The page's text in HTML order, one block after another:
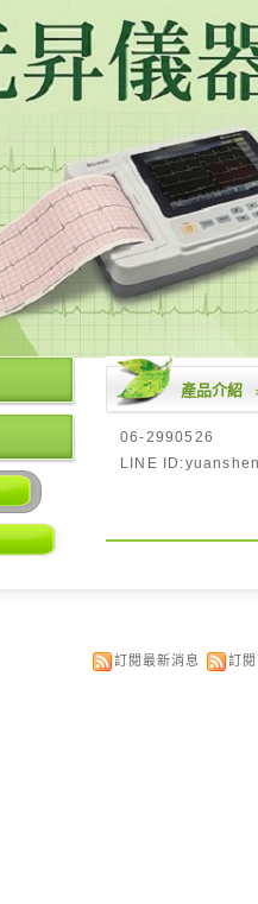
產品介紹
06-2990526
LINE
訂閱最新消息 訂